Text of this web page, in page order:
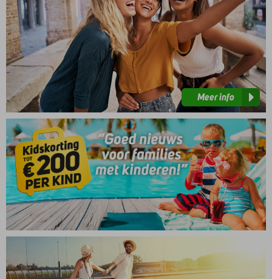
Meer info